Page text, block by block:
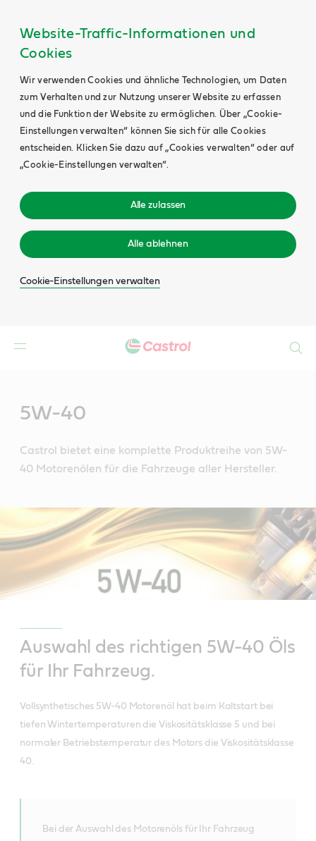
Website-Traffic-Informationen und
Cookies
Wir verwenden Cookies und ähnliche Technologien, um Daten
zum Verhalten und zur Nutzung unserer Website zu erfassen
und die Funktion der Website zu ermöglichen. Über „Cookie-
Einstellungen verwalten“ können Sie sich für alle Cookies
entscheiden. Klicken Sie dazu auf „Cookies verwalten“ oder auf
„Cookie-Einstellungen verwalten“.
Alle zulassen
Alle ablehnen
Cookie-Einstellungen verwalten
5W-40
Castrol bietet eine komplette Produktreihe von 5W-
40 Motorenölen für die Fahrzeuge aller Hersteller.
Auswahl des richtigen 5W-40 Öls
für Ihr Fahrzeug.
Vollsynthetisches 5W-40 Motorenöl hat beim Kaltstart bei
tiefen Wintertemperaturen die Viskositätsklasse 5 und bei
normaler Betriebstemperatur des Motors die Viskositätsklasse
40.
Bei der Auswahl des Motorenöls für Ihr Fahrzeug